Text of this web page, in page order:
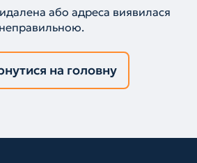
або адреса виявилася
неправильною.
на головну